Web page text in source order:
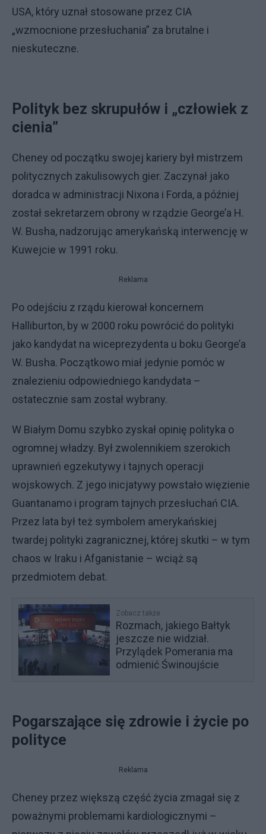
USA, który uznał stosowane przez CIA
„wzmocnione przesłuchania” za brutalne i
nieskuteczne.
Polityk bez skrupułów i „człowiek z
cienia”
Cheney od początku swojej kariery był mistrzem
politycznych zakulisowych gier. Zaczynał jako
doradca w administracji Nixona i Forda, a później
został sekretarzem obrony w rządzie George’a H.
W. Busha, nadzorując amerykańską interwencję w
Kuwejcie w 1991 roku.
Reklama
Po odejściu z rządu kierował koncernem
Halliburton, by w 2000 roku powrócić do polityki
jako kandydat na wiceprezydenta u boku George’a
W. Busha. Początkowo miał jedynie pomóc w
znalezieniu odpowiedniego kandydata –
ostatecznie sam został wybrany.
W Białym Domu szybko zyskał opinię polityka o
ogromnej władzy. Był zwolennikiem szerokich
uprawnień egzekutywy i tajnych operacji
wojskowych. Z jego inicjatywy powstało więzienie
Guantanamo i program tajnych przesłuchań CIA.
Przez lata był też symbolem amerykańskiej
twardej polityki zagranicznej, której skutki – w tym
chaos w Iraku i Afganistanie – wciąż są
przedmiotem debat.
Zobacz także
Rozmach, jakiego Bałtyk
jeszcze nie widział.
Przylądek Pomerania ma
odmienić Świnoujście
Pogarszające się zdrowie i życie po
polityce
Reklama
Cheney przez większą część życia zmagał się z
poważnymi problemami kardiologicznymi –